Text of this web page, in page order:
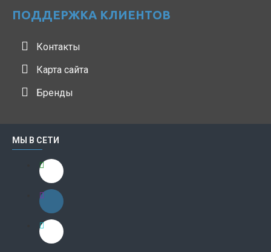
ПОДДЕРЖКА КЛИЕНТОВ
Контакты
Карта сайта
Бренды
МЫ В СЕТИ